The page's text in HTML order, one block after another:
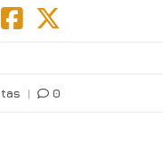
| 0